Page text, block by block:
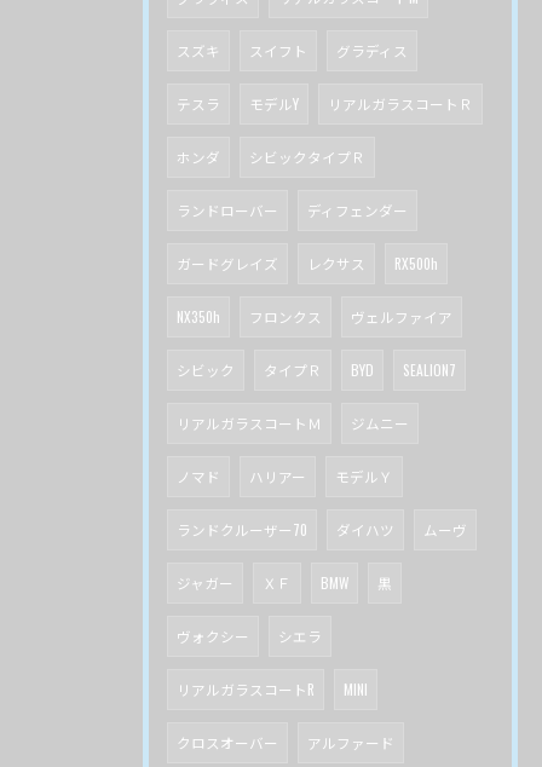
スズキ スイフト グラディス
テスラ モデルY リアルガラスコートＲ
ホンダ シビックタイプＲ
ランドローバー ディフェンダー
ガードグレイズ レクサス RX500h
NX350h フロンクス ヴェルファイア
シビック タイプＲ BYD SEALION7
リアルガラスコートＭ ジムニー
ノマド ハリアー モデルＹ
ランドクルーザー70 ダイハツ ムーヴ
ジャガー ＸＦ BMW 黒
ヴォクシー シエラ
リアルガラスコートR MINI
クロスオーバー アルファード